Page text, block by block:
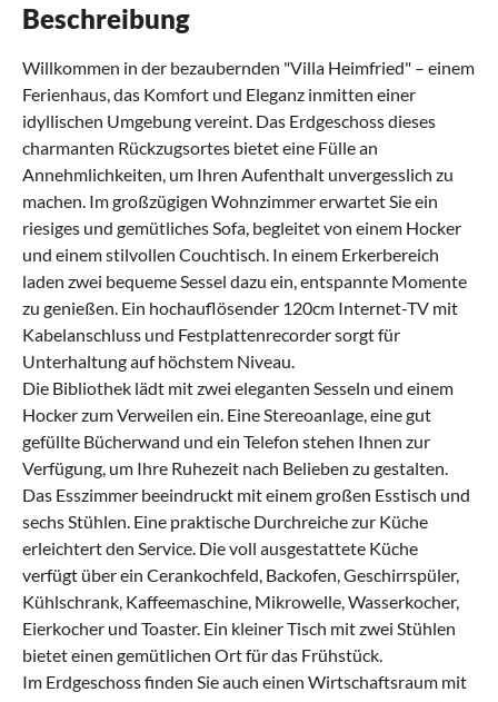
Beschreibung
Willkommen in der bezaubernden "Villa Heimfried" – einem
Ferienhaus, das Komfort und Eleganz inmitten einer
idyllischen Umgebung vereint. Das Erdgeschoss dieses
charmanten Rückzugsortes bietet eine Fülle an
Annehmlichkeiten, um Ihren Aufenthalt unvergesslich zu
machen. Im großzügigen Wohnzimmer erwartet Sie ein
riesiges und gemütliches Sofa, begleitet von einem Hocker
und einem stilvollen Couchtisch. In einem Erkerbereich
laden zwei bequeme Sessel dazu ein, entspannte Momente
zu genießen. Ein hochauflösender 120cm Internet-TV mit
Kabelanschluss und Festplattenrecorder sorgt für
Unterhaltung auf höchstem Niveau.
Die Bibliothek lädt mit zwei eleganten Sesseln und einem
Hocker zum Verweilen ein. Eine Stereoanlage, eine gut
gefüllte Bücherwand und ein Telefon stehen Ihnen zur
Verfügung, um Ihre Ruhezeit nach Belieben zu gestalten.
Das Esszimmer beeindruckt mit einem großen Esstisch und
sechs Stühlen. Eine praktische Durchreiche zur Küche
erleichtert den Service. Die voll ausgestattete Küche
verfügt über ein Cerankochfeld, Backofen, Geschirrspüler,
Kühlschrank, Kaffeemaschine, Mikrowelle, Wasserkocher,
Eierkocher und Toaster. Ein kleiner Tisch mit zwei Stühlen
bietet einen gemütlichen Ort für das Frühstück.
Im Erdgeschoss finden Sie auch einen Wirtschaftsraum mit